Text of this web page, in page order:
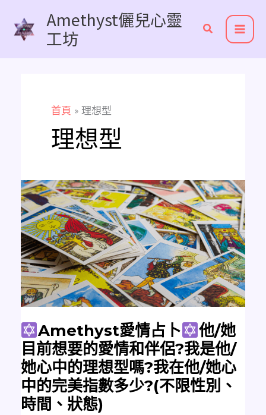
Amethyst儷兒心靈
工坊
首頁 理想型
理想型
Amethyst愛情占卜
他/她
目前想要的愛情和伴侶?我是他/
她心中的理想型嗎?我在他/她心
中的完美指數多少?(不限性別、
時間、狀態)
Amethyst
愛
情
占
卜
他/
她
目
前
想
要
的
愛
情
伴
侶?
我
是
他/
她
心
中
的
理
想